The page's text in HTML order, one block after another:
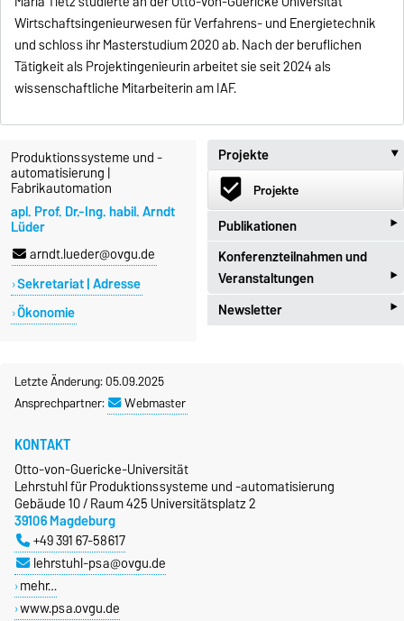
Wirtschaftsingenieurwesen für Verfahrens- und Energietechnik
und schloss ihr Masterstudium 2020 ab. Nach der beruflichen
Tätigkeit als Projektingenieurin arbeitet sie seit 2024 als
wissenschaftliche Mitarbeiterin am IAF.
Projekte
beenhere Projekte
Newsletter ‣
Publikationen ‣
import_contacts Publikationen
Konferenzteilnahmen und
Veranstaltungen
‣
new_releases Konferenzteilnahmen und
Veranstaltungen
Produktionssysteme und -
automatisierung |
Fabrikautomation
apl. Prof. Dr.-Ing. habil. Arndt
Lüder
arndt.lueder@ovgu.de
Sekretariat | Adresse
Ökonomie
Letzte Änderung: 05.09.2025
Ansprechpartner:
Webmaster
KONTAKT
Otto-von-Guericke-Universität
Lehrstuhl für Produktionssysteme und -automatisierung
Gebäude 10 / Raum 425 Universitätsplatz 2
39106 Magdeburg
+49 391 67-58617
lehrstuhl-psa@ovgu.de
mehr…
www.psa.ovgu.de